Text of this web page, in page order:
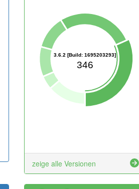
3.6.2 [Build: 1695203293]
346
zeige alle Versionen